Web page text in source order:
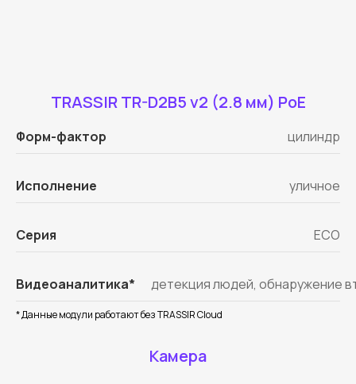
TRASSIR TR-D2B5 v2 (2.8 мм) PoE
Форм-фактор цилиндр
Исполнение уличное
Серия ECO
Видеоаналитика* детекция людей, обнаружение
* Данные модули работают без TRASSIR Cloud
Камера